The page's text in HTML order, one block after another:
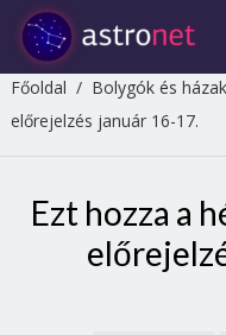
Főoldal / Bolygók és házak
előrejelzés január 16-17.
Ezt hozza a